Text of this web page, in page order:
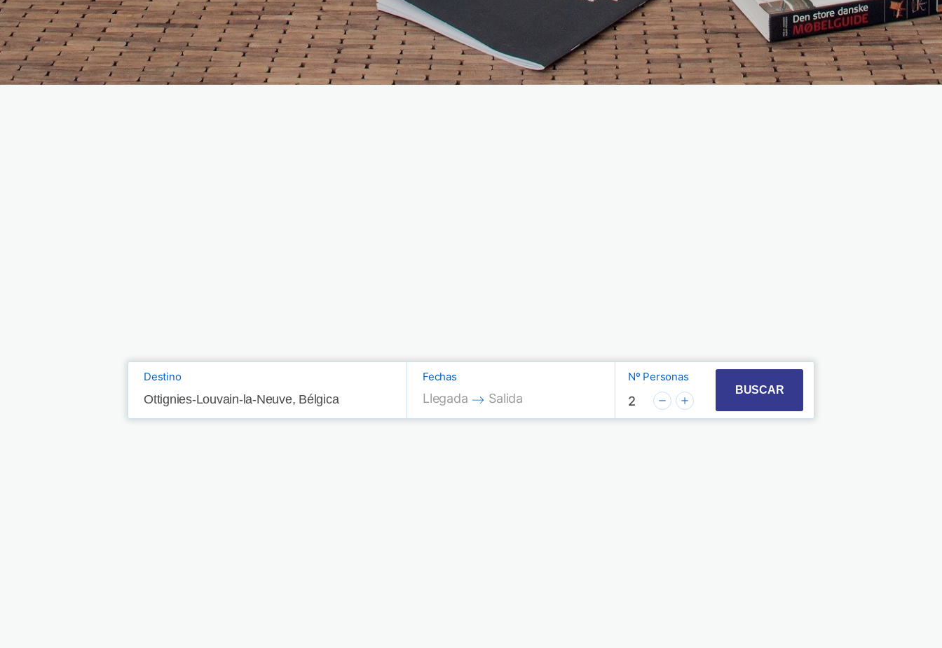
Destino Fechas
Press the down arrow key to interact with the calendar and select a date. Press the
Llegada
Press the down arrow key to interact with the calendar and select a date.
Salida
Nº Personas
2
BUSCAR